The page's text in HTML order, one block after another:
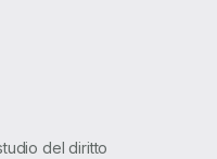
del diritto